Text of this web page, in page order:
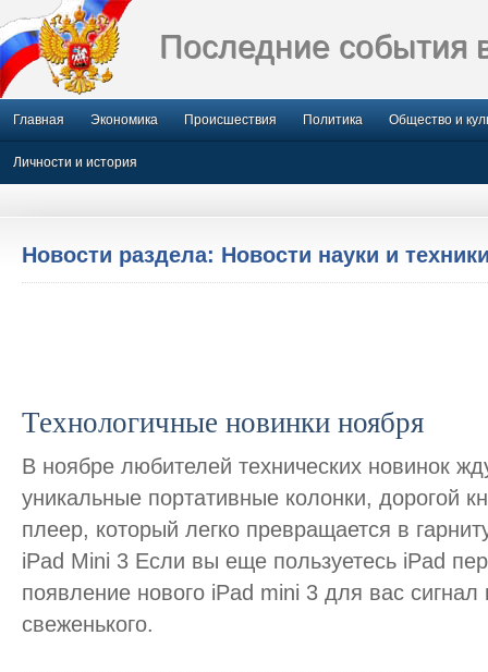
Последние события
Главная Экономика Происшествия Политика Общество и
Личности и история
Новости раздела: Новости науки и
Технологичные новинки ноября
В ноябре любителей технических новинок
уникальные портативные колонки, дорогой
плеер, который легко превращается в
iPad Mini 3 Если вы еще пользуетесь iPad
появление нового iPad mini 3 для вас сигнал
свеженького.